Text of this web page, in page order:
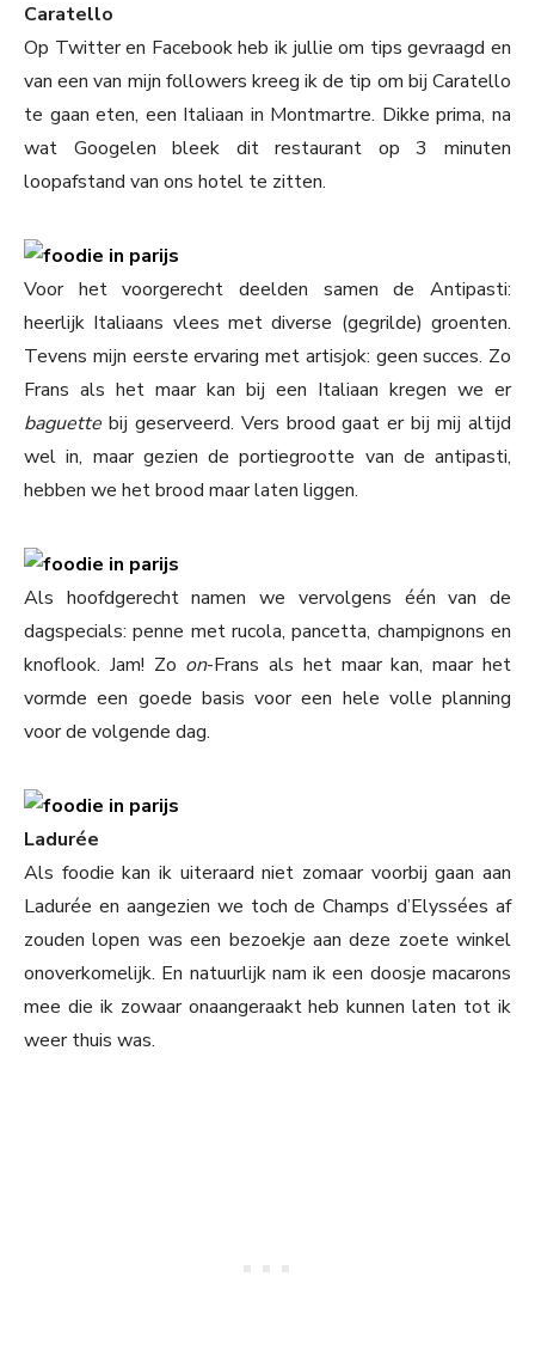
Caratello
Op Twitter en Facebook heb ik jullie om tips gevraagd en
van een van mijn followers kreeg ik de tip om bij Caratello
te gaan eten, een Italiaan in Montmartre. Dikke prima, na
wat Googelen bleek dit restaurant op 3 minuten
loopafstand van ons hotel te zitten.
Voor het voorgerecht deelden samen de Antipasti:
heerlijk Italiaans vlees met diverse (gegrilde) groenten.
Tevens mijn eerste ervaring met artisjok: geen succes. Zo
Frans als het maar kan bij een Italiaan kregen we er
baguette bij geserveerd. Vers brood gaat er bij mij altijd
wel in, maar gezien de portiegrootte van de antipasti,
hebben we het brood maar laten liggen.
Als hoofdgerecht namen we vervolgens één van de
dagspecials: penne met rucola, pancetta, champignons en
knoflook. Jam! Zo on-Frans als het maar kan, maar het
vormde een goede basis voor een hele volle planning
voor de volgende dag.
Ladurée
Als foodie kan ik uiteraard niet zomaar voorbij gaan aan
Ladurée en aangezien we toch de Champs d’Elyssées af
zouden lopen was een bezoekje aan deze zoete winkel
onoverkomelijk. En natuurlijk nam ik een doosje macarons
mee die ik zowaar onaangeraakt heb kunnen laten tot ik
weer thuis was.